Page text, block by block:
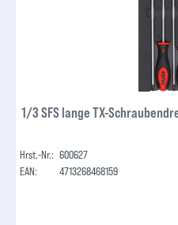
1/3 SFS lange TX-
Hrst.-Nr.: 600627
EAN:
4713268468159